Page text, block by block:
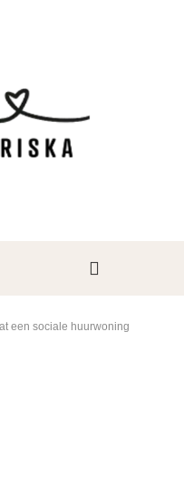
een sociale huurwoning